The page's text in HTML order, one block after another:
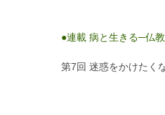
●連載 病と生きる─仏
第7回 迷惑をかけたく